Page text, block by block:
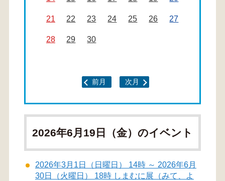
21 22 23 24 25 26 27
28 29 30
前月 次月
2026年6月19日（金）のイベント
2026年3月1日（日曜日） 14時 ～ 2026年6月
30日（火曜日） 18時 しまむに展（みて、よ